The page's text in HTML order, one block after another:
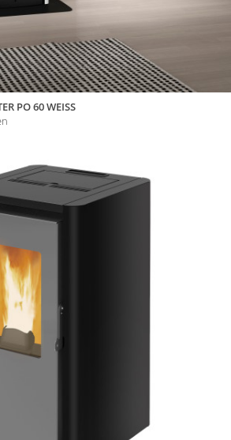
PO 60 WEISS